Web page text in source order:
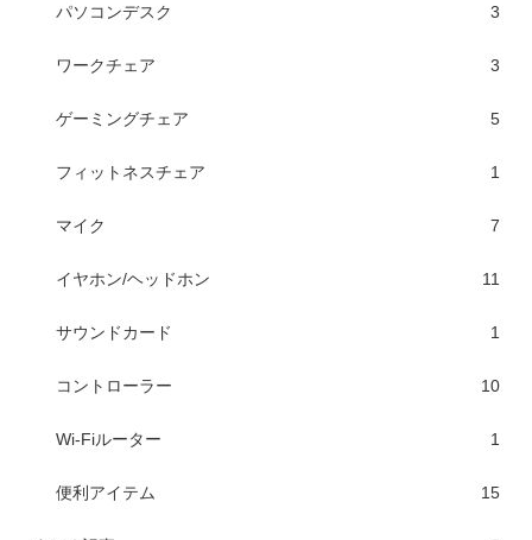
パソコンデスク 3
ワークチェア 3
ゲーミングチェア 5
フィットネスチェア 1
マイク 7
イヤホン/ヘッドホン 11
サウンドカード 1
コントローラー 10
Wi-Fiルーター 1
便利アイテム 15